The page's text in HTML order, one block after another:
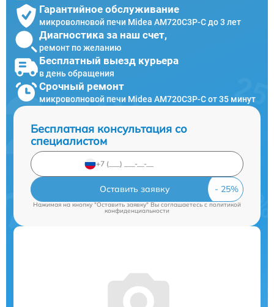
Гарантийное обслуживание
микроволновой печи Midea AM720C3P-C до 3 лет
Диагностика за наш счет,
ремонт по желанию
Бесплатный выезд курьера
в день обращения
Срочный ремонт
микроволновой печи Midea AM720C3P-C от 35 минут
Бесплатная консультация со
специалистом
Оставить заявку
Нажимая на кнопку "Оставить заявку" Вы соглашаетесь cполитикой
конфиденциальности